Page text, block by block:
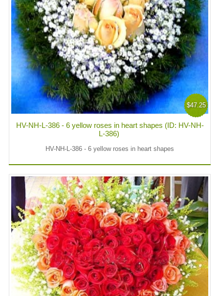
$47.25
HV-NH-L-386 - 6 yellow roses in heart shapes (ID: HV-NH-
L-386)
HV-NH-L-386 - 6 yellow roses in heart shapes